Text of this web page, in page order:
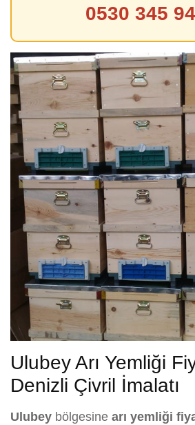
0530 345
Ulubey Arı Yemliği
Denizli Çivril İmalatı
Ulubey bölgesine arı yemliği